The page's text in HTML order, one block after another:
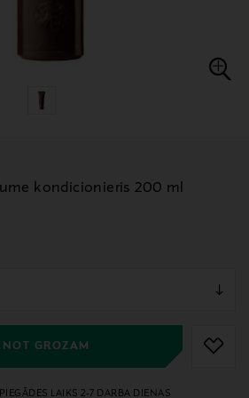
kondicionieris 200 ml
GROZAM
PIEGĀDES LAIKS 2-7 DARBA DIENAS